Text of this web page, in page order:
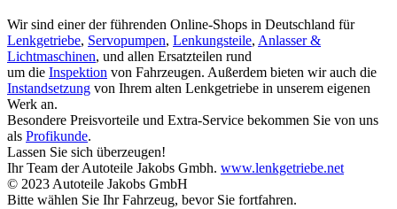
Wir sind einer der führenden Online-Shops in Deutschland für
Lenkgetriebe, Servopumpen, Lenkungsteile, Anlasser &
Lichtmaschinen, und allen Ersatzteilen rund
um die Inspektion von Fahrzeugen. Außerdem bieten wir auch die
Instandsetzung von Ihrem alten Lenkgetriebe in unserem eigenen
Werk an.
Besondere Preisvorteile und Extra-Service bekommen Sie von uns
als Profikunde.
Lassen Sie sich überzeugen!
Ihr Team der Autoteile Jakobs Gmbh. www.lenkgetriebe.net
© 2023 Autoteile Jakobs GmbH
Bitte wählen Sie Ihr Fahrzeug, bevor Sie fortfahren.